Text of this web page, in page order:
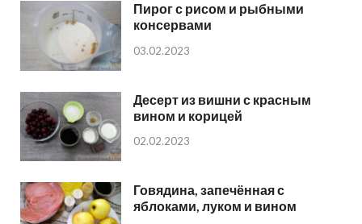
Пирог с рисом и рыбными
консервами
03.02.2023
Десерт из вишни с красным
вином и корицей
02.02.2023
Говядина, запечённая с
яблоками, луком и вином